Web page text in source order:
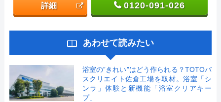
詳細 0120-091-026
あわせて読みたい
浴室の”きれい”はどう作られる？TOTOバ
スクリエイト佐倉工場を取材。浴室「シ
ンラ」体験と新機能「浴室クリアキー
プ」